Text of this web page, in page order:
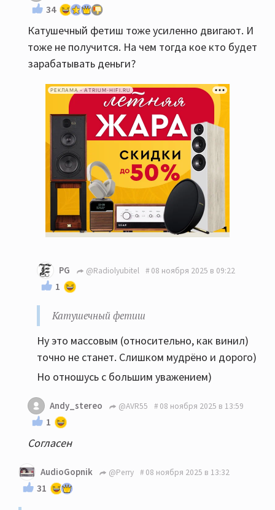
34
Катушечный фетиш тоже усиленно двигают. И
тоже не получится. На чем тогда кое кто будет
зарабатывать деньги?
РЕКЛАМА • ATRIUM-HIFI.RU
PG @Radiolyubitel 08 ноября 2025 в 09:22
1
Катушечный фетиш
Ну это массовым (относительно, как винил)
точно не станет. Слишком мудрёно и дорого)
Но отношусь с большим уважением)
Andy_stereo @AVR55 08 ноября 2025 в 13:59
1
Согласен
AudioGopnik @Perry 08 ноября 2025 в 13:32
31